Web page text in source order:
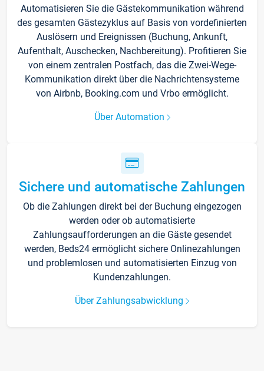
Automatisieren Sie die Gästekommunikation während
des gesamten Gästezyklus auf Basis von vordefinierten
Auslösern und Ereignissen (Buchung, Ankunft,
Aufenthalt, Auschecken, Nachbereitung). Profitieren Sie
von einem zentralen Postfach, das die Zwei-Wege-
Kommunikation direkt über die Nachrichtensysteme
von Airbnb, Booking.com und Vrbo ermöglicht.
Über Automation
Sichere und automatische Zahlungen
Ob die Zahlungen direkt bei der Buchung eingezogen
werden oder ob automatisierte
Zahlungsaufforderungen an die Gäste gesendet
werden, Beds24 ermöglicht sichere Onlinezahlungen
und problemlosen und automatisierten Einzug von
Kundenzahlungen.
Über Zahlungsabwicklung